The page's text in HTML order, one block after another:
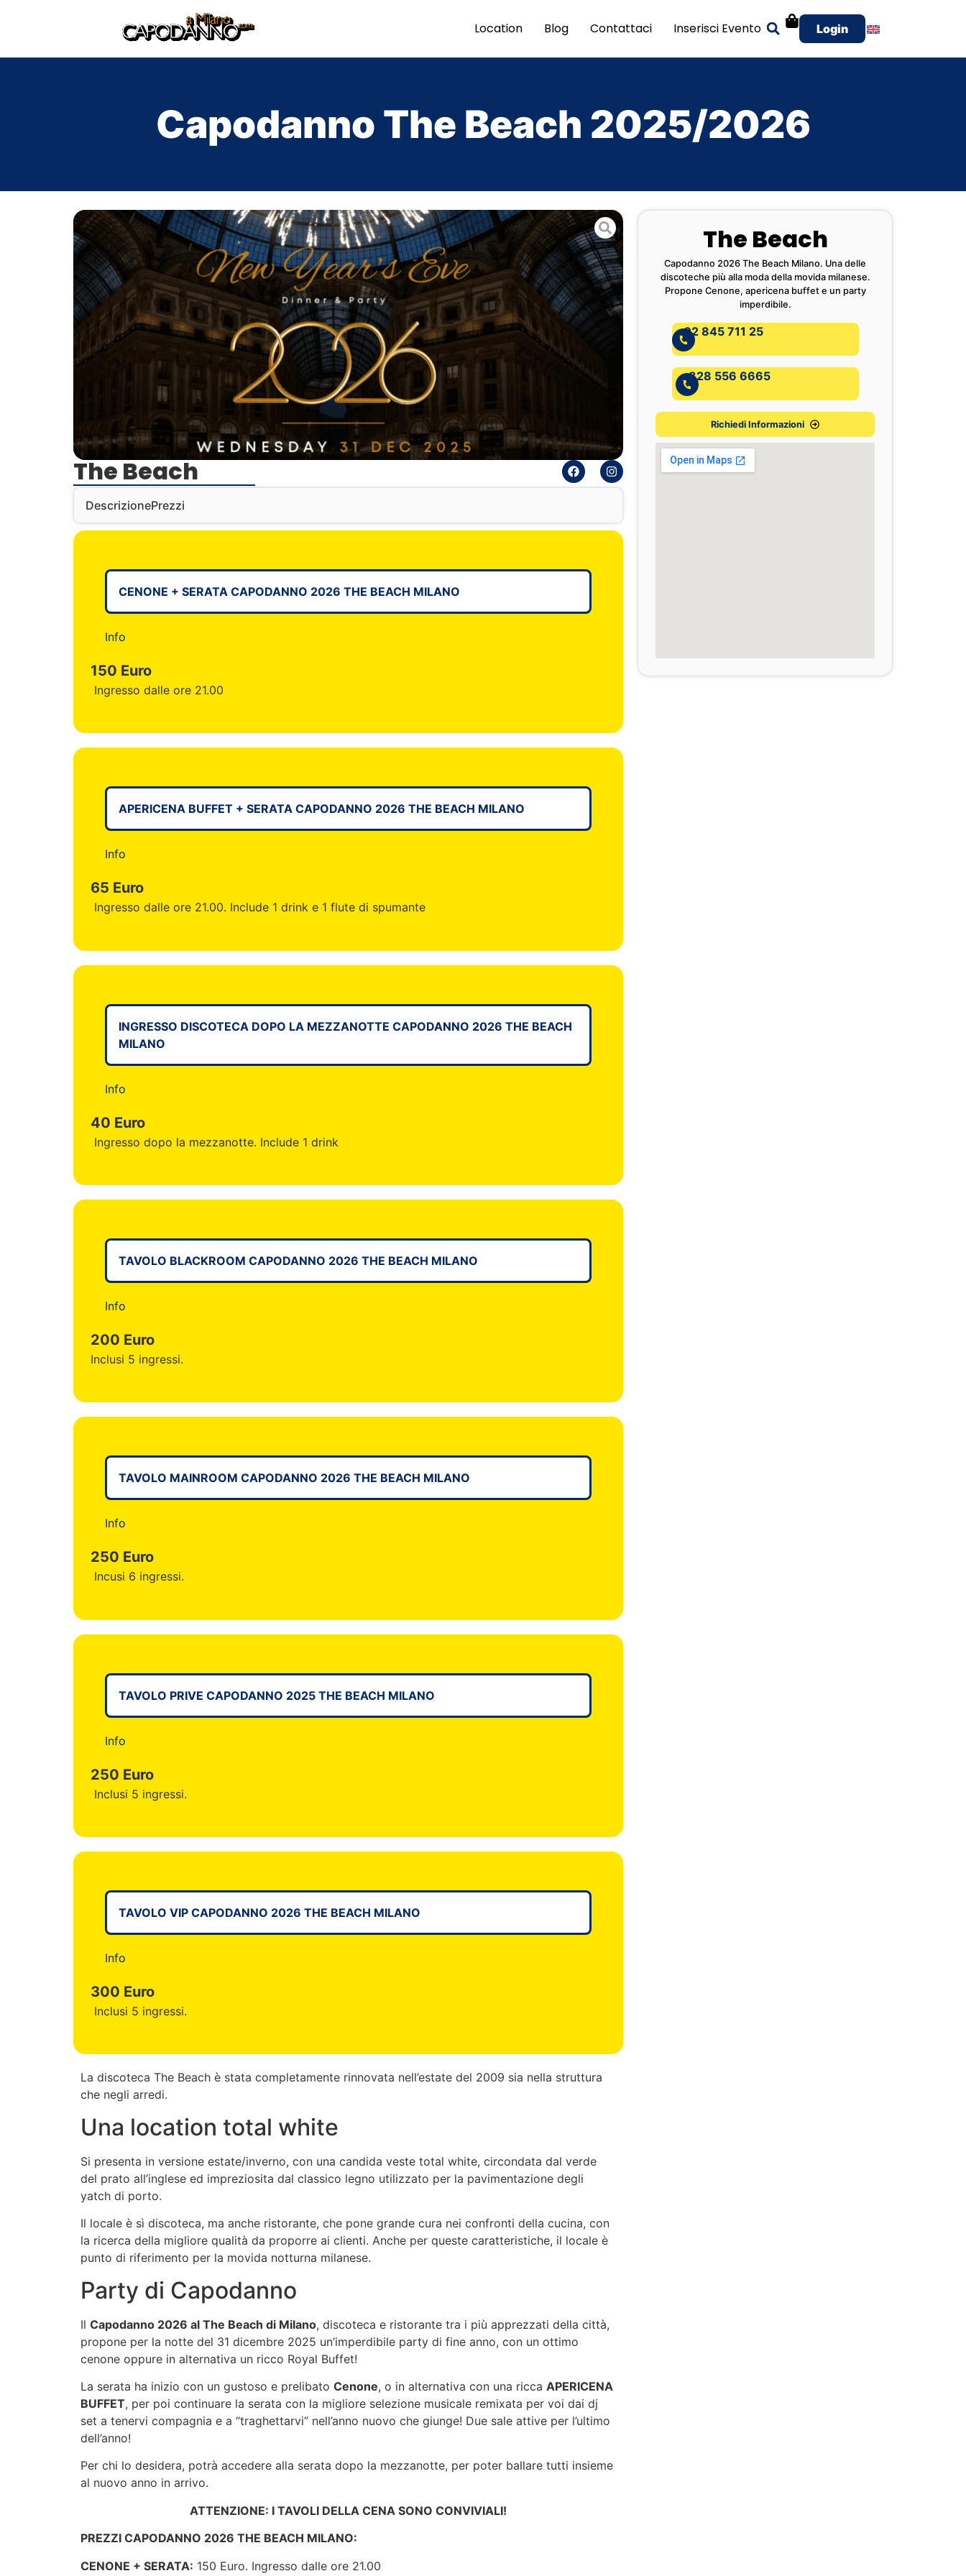
Location Blog Contattaci Inserisci Evento Login
Capodanno The Beach 2025/2026
The Beach
DescrizionePrezzi
CENONE + SERATA CAPODANNO 2026 THE BEACH MILANO
Info
150 Euro
Ingresso dalle ore 21.00
APERICENA BUFFET + SERATA CAPODANNO 2026 THE BEACH MILANO
Info
65 Euro
Ingresso dalle ore 21.00. Include 1 drink e 1 flute di spumante
INGRESSO DISCOTECA DOPO LA MEZZANOTTE CAPODANNO 2026 THE BEACH
MILANO
Info
40 Euro
Ingresso dopo la mezzanotte. Include 1 drink
TAVOLO BLACKROOM CAPODANNO 2026 THE BEACH MILANO
Info
200 Euro
Inclusi 5 ingressi.
TAVOLO MAINROOM CAPODANNO 2026 THE BEACH MILANO
Info
250 Euro
Incusi 6 ingressi.
TAVOLO PRIVE CAPODANNO 2025 THE BEACH MILANO
Info
250 Euro
Inclusi 5 ingressi.
TAVOLO VIP CAPODANNO 2026 THE BEACH MILANO
Info
300 Euro
Inclusi 5 ingressi.
La discoteca The Beach è stata completamente rinnovata nell’estate del 2009 sia nella struttura
che negli arredi.
Una location total white
Si presenta in versione estate/inverno, con una candida veste total white, circondata dal verde
del prato all’inglese ed impreziosita dal classico legno utilizzato per la pavimentazione degli
yatch di porto.
Il locale è sì discoteca, ma anche ristorante, che pone grande cura nei confronti della cucina, con
la ricerca della migliore qualità da proporre ai clienti. Anche per queste caratteristiche, il locale è
punto di riferimento per la movida notturna milanese.
Party di Capodanno
Il Capodanno 2026 al The Beach di Milano, discoteca e ristorante tra i più apprezzati della città,
propone per la notte del 31 dicembre 2025 un’imperdibile party di fine anno, con un ottimo
cenone oppure in alternativa un ricco Royal Buffet!
La serata ha inizio con un gustoso e prelibato Cenone, o in alternativa con una ricca APERICENA
BUFFET, per poi continuare la serata con la migliore selezione musicale remixata per voi dai dj
set a tenervi compagnia e a “traghettarvi” nell’anno nuovo che giunge! Due sale attive per l’ultimo
dell’anno!
Per chi lo desidera, potrà accedere alla serata dopo la mezzanotte, per poter ballare tutti insieme
al nuovo anno in arrivo.
ATTENZIONE: I TAVOLI DELLA CENA SONO CONVIVIALI!
PREZZI CAPODANNO 2026 THE BEACH MILANO:
CENONE + SERATA: 150 Euro. Ingresso dalle ore 21.00
The Beach
Capodanno 2026 The Beach Milano. Una delle
discoteche più alla moda della movida milanese.
Propone Cenone, apericena buffet e un party
imperdibile.
02 845 711 25
328 556 6665
Richiedi Informazioni